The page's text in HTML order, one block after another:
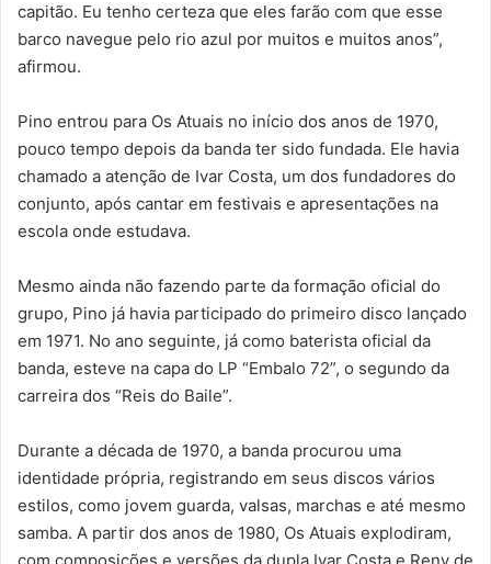
capitão. Eu tenho certeza que eles farão com que esse
barco navegue pelo rio azul por muitos e muitos anos”,
afirmou.
Pino entrou para Os Atuais no início dos anos de 1970,
pouco tempo depois da banda ter sido fundada. Ele havia
chamado a atenção de Ivar Costa, um dos fundadores do
conjunto, após cantar em festivais e apresentações na
escola onde estudava.
Mesmo ainda não fazendo parte da formação oficial do
grupo, Pino já havia participado do primeiro disco lançado
em 1971. No ano seguinte, já como baterista oficial da
banda, esteve na capa do LP “Embalo 72”, o segundo da
carreira dos “Reis do Baile”.
Durante a década de 1970, a banda procurou uma
identidade própria, registrando em seus discos vários
estilos, como jovem guarda, valsas, marchas e até mesmo
samba. A partir dos anos de 1980, Os Atuais explodiram,
com composições e versões da dupla Ivar Costa e Reny de